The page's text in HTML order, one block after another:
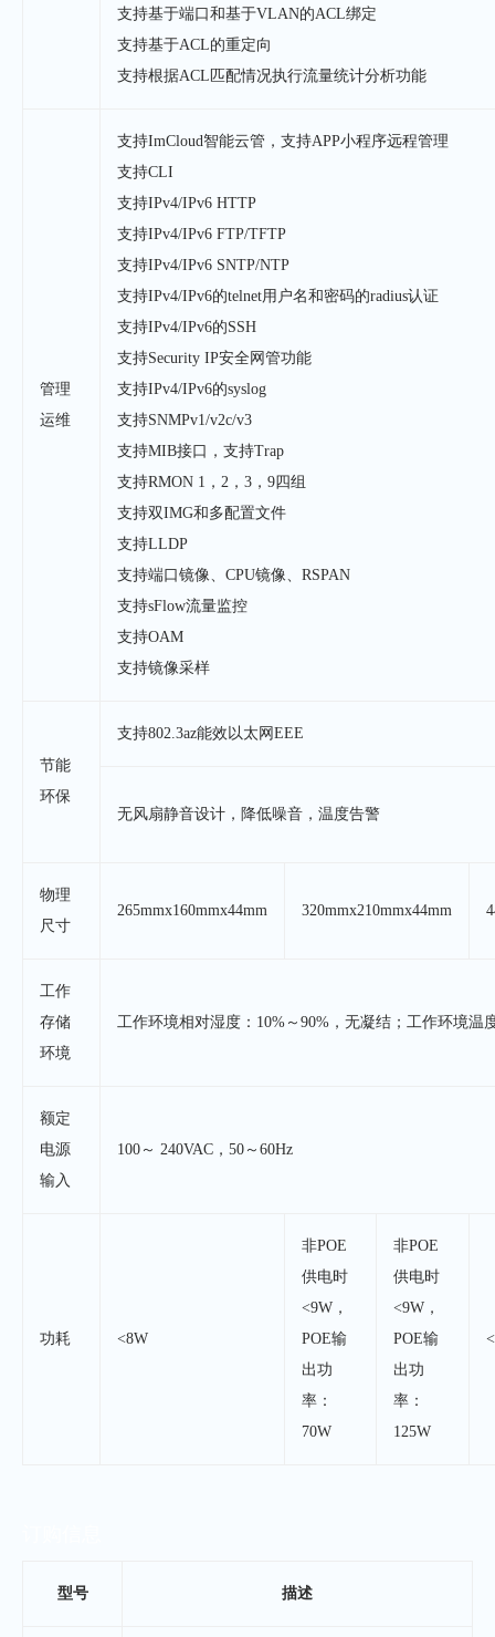
支持基于端口和基于VLAN的ACL绑定
支持基于ACL的重定向
支持根据ACL匹配情况执行流量统计分析功能
管理
运维
支持ImCloud智能云管，支持APP小程序远程管理
支持CLI
支持IPv4/IPv6 HTTP
支持IPv4/IPv6 FTP/TFTP
支持IPv4/IPv6 SNTP/NTP
支持IPv4/IPv6的telnet用户名和密码的radius认证
支持IPv4/IPv6的SSH
支持Security IP安全网管功能
支持IPv4/IPv6的syslog
支持SNMPv1/v2c/v3
支持MIB接口，支持Trap
支持RMON 1，2，3，9四组
支持双IMG和多配置文件
支持LLDP
支持端口镜像、CPU镜像、RSPAN
支持sFlow流量监控
支持OAM
支持镜像采样
节能
环保
支持802.3az能效以太网EEE
无风扇静音设计，降低噪音，温度告警
物理
尺寸
265mmx160mmx44mm 320mmx210mmx44mm
工作
存储
环境
工作环境相对湿度：10%～90%，无凝结；工作环境温
额定
电源
输入
100～ 240VAC，50～60Hz
功耗 <8W
非POE
供电时
<9W，
POE输
出功
率：
70W
非POE
供电时
<9W，
POE输
出功
率：
125W
型号 描述